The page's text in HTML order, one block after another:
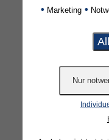
kleinen
Auf unserer
Grabmale,
unsere
Grabmale
• Marketing •